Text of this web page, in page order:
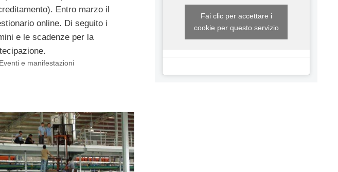
Entro marzo il
online. Di seguito i
e le scadenze per la
Categorie
Eventi e manifestazioni
Fai clic per accettare i
cookie per questo servizio